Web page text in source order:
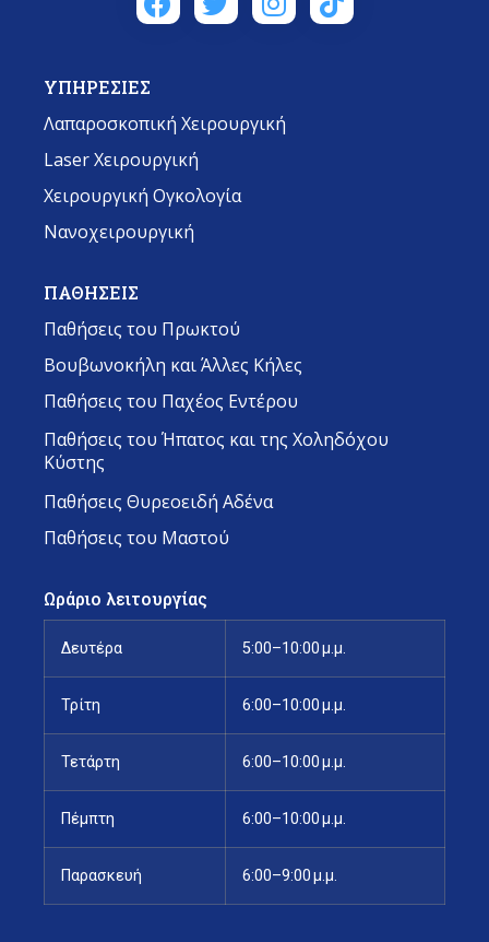
ΥΠΗΡΕΣΙΕΣ
Λαπαροσκοπική Χειρουργική
Laser Χειρουργική
Χειρουργική Ογκολογία
Νανοχειρουργική
ΠΑΘΗΣΕΙΣ
Παθήσεις του Πρωκτού
Βουβωνοκήλη και Άλλες Κήλες
Παθήσεις του Παχέος Εντέρου
Παθήσεις του Ήπατος και της Χοληδόχου
Κύστης
Παθήσεις Θυρεοειδή Αδένα
Παθήσεις του Μαστού
Ωράριο λειτουργίας
Δευτέρα 5:00–10:00 μ.μ.
Τρίτη 6:00–10:00 μ.μ.
Τετάρτη 6:00–10:00 μ.μ.
Πέμπτη 6:00–10:00 μ.μ.
Παρασκευή 6:00–9:00 μ.μ.